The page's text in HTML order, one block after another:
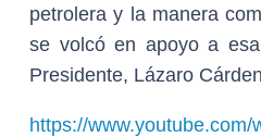
petrolera y la manera
se volcó en apoyo a
Presidente, Lázaro
https://www.youtube.com/